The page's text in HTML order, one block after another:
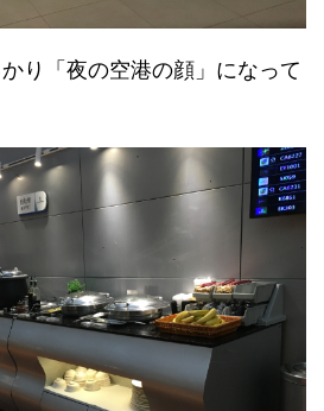
り「夜の空港の顔」になって